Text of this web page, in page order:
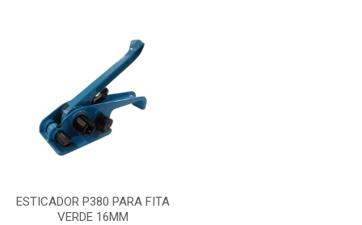
ESTICADOR P380 PARA FITA
VERDE 16MM